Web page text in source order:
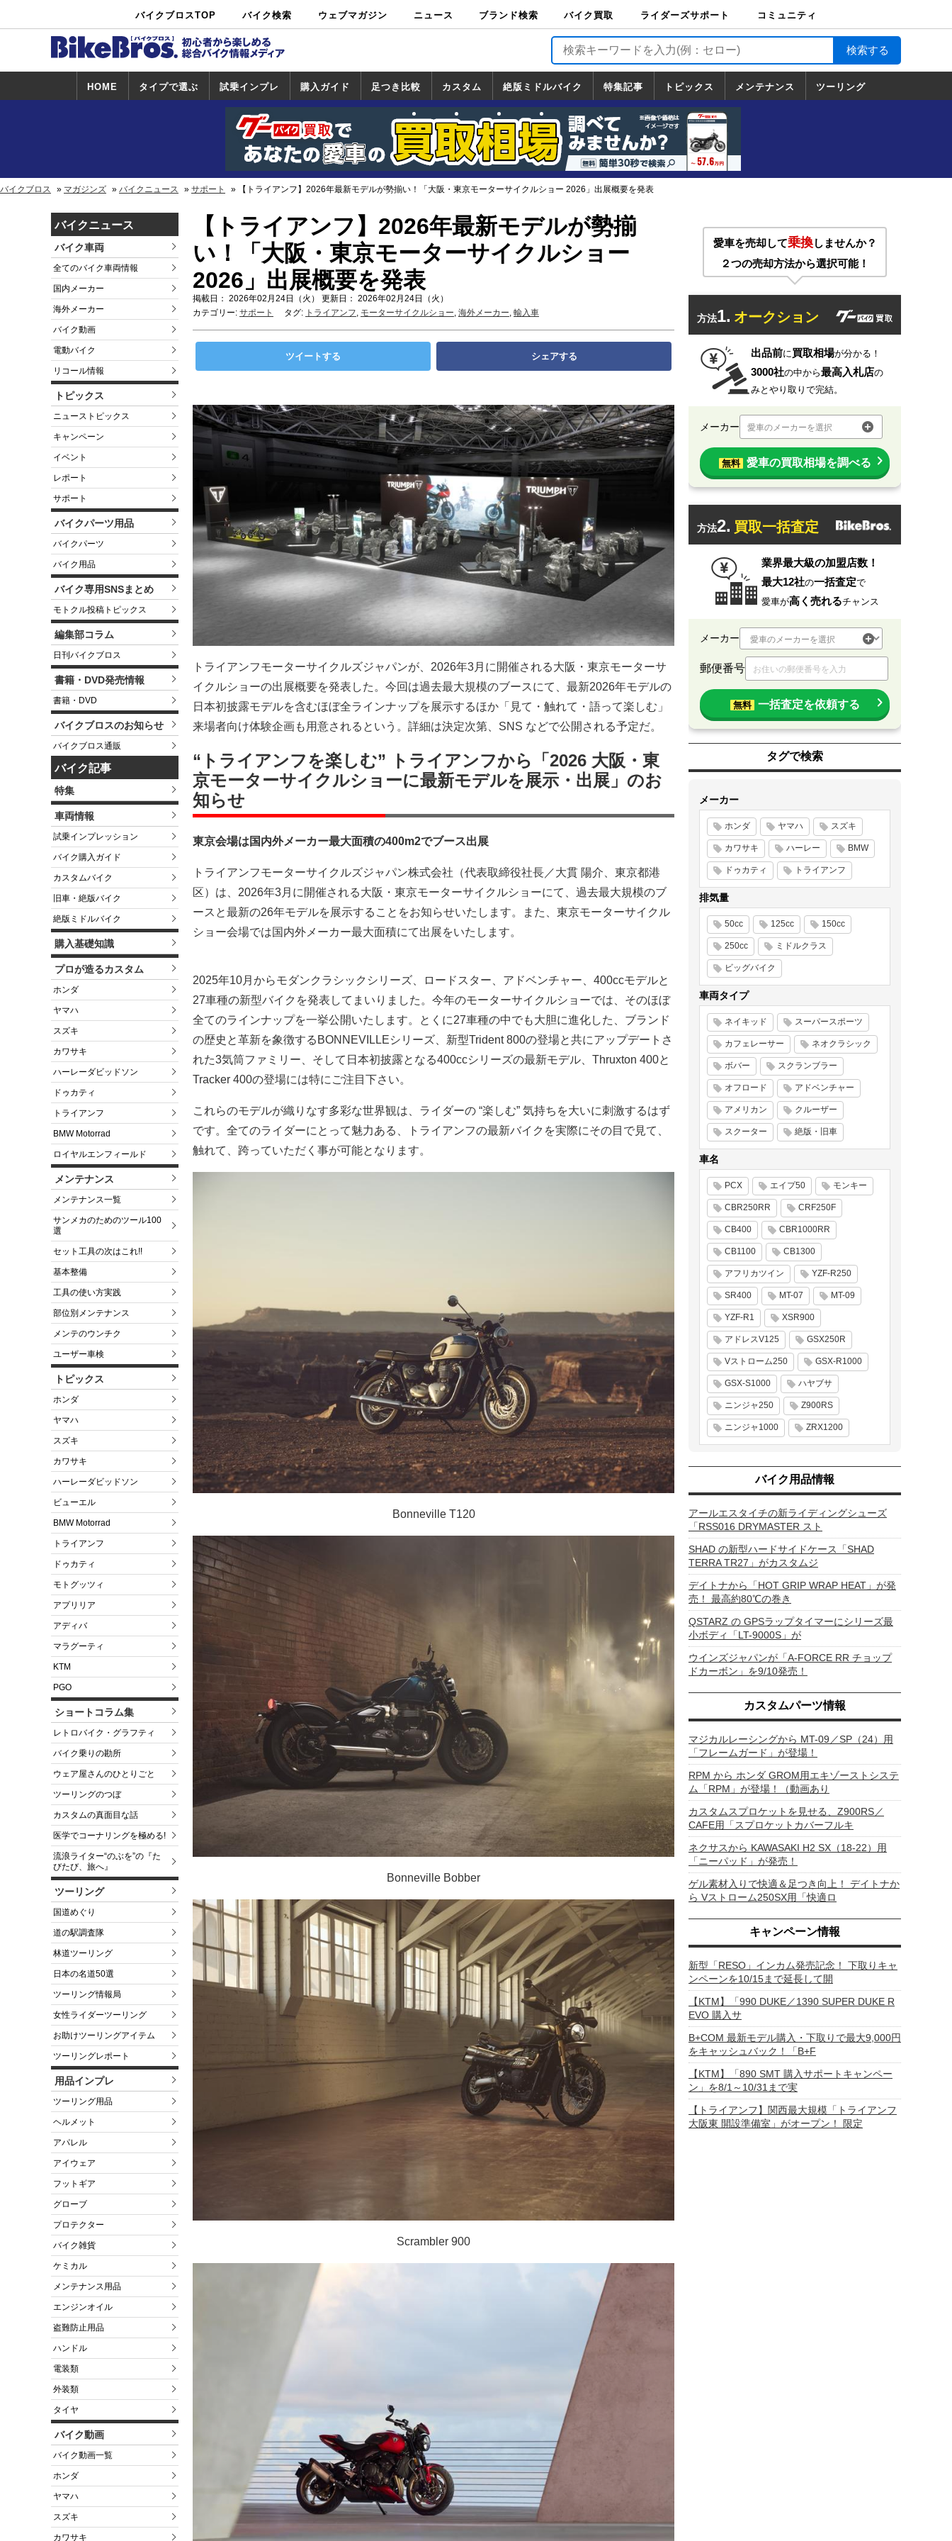
バイクブロスTOP バイク検索
中古バイ
ク・新車検
カタログ検
索
ショップ検
索
ウェブマガジン ニュース ブランド検索 バイク買取
バイク買取
ライダーズサポート
ライダーズサポート
TOP
バイク輸送
バイクガレージライ
フ
バイク車両保険
ロードサービス
バイク試乗
コミュニティ
HOME タイプで選ぶ 試乗インプレ
試乗インプレ
一覧
ホンダ
ヤマハ
スズキ
カワサキ
ハーレー
BMW
トライアンフ
ドゥカティ
購入ガイド
一覧
足つき比較 カスタム
カスタム
一覧
ホンダ
ヤマハ
スズキ
カワサキ
絶版ミドルバイク
絶版ミドルバイク
一覧
ホンダ
ヤマハ
スズキ
カワサキ
特集記事 トピックス
トピックス
一覧
ホンダ
ヤマハ
スズキ
カワサキ
ハーレーダ
ビッドソン
BMW
ドゥカティ
トライアン
フ
メンテナンス ツーリング
道の駅調査隊
ツーリング情報局
日本の道50選
国道めぐり
林道ツーリング
バイクブロス マガジンズ バイクニュース サポート 【トライアンフ】2026年最新モデルが勢揃い！「大阪・東京モーターサイクルショー 2026」出展概要を発表
バイクニュース
バイク車両
全てのバイク車両情報
国内メーカー
海外メーカー
バイク動画
電動バイク
リコール情報
トピックス
ニューストピックス
キャンペーン
イベント
レポート
サポート
バイクパーツ用品
バイクパーツ
バイク用品
バイク専用SNSまとめ
モトクル投稿トピックス
編集部コラム
日刊バイクブロス
書籍・DVD発売情報
書籍・DVD
バイクブロスのお知らせ
バイクブロス通販
バイク記事
特集
車両情報
試乗インプレッション
バイク購入ガイド
カスタムバイク
旧車・絶版バイク
絶版ミドルバイク
購入基礎知識
プロが造るカスタム
ホンダ
ヤマハ
スズキ
カワサキ
ハーレーダビッドソン
ドゥカティ
トライアンフ
BMW Motorrad
ロイヤルエンフィールド
メンテナンス
メンテナンス一覧
サンメカのためのツール100
選
セット工具の次はこれ!!
基本整備
工具の使い方実践
部位別メンテナンス
メンテのウンチク
ユーザー車検
トピックス
ホンダ
ヤマハ
スズキ
カワサキ
ハーレーダビッドソン
ビューエル
BMW Motorrad
トライアンフ
ドゥカティ
モトグッツィ
アプリリア
アディバ
マラグーティ
KTM
PGO
ショートコラム集
レトロバイク・グラフティ
バイク乗りの勘所
ウェア屋さんのひとりごと
ツーリングのつぼ
カスタムの真面目な話
医学でコーナリングを極める!
流浪ライター“のぶを”の『た
びたび、旅へ』
ツーリング
国道めぐり
道の駅調査隊
林道ツーリング
日本の名道50選
ツーリング情報局
女性ライダーツーリング
お助けツーリングアイテム
ツーリングレポート
用品インプレ
ツーリング用品
ヘルメット
アパレル
アイウェア
フットギア
グローブ
プロテクター
バイク雑貨
ケミカル
メンテナンス用品
エンジンオイル
盗難防止用品
ハンドル
電装類
外装類
タイヤ
バイク動画
バイク動画一覧
ホンダ
ヤマハ
スズキ
カワサキ
【トライアンフ】2026年最新モデルが勢揃
い！「大阪・東京モーターサイクルショー
2026」出展概要を発表
掲載日： 2026年02月24日（火） 更新日： 2026年02月24日（火）
カテゴリー: サポート タグ: トライアンフ, モーターサイクルショー, 海外メーカー, 輸入車
ツイートする シェアする
トライアンフモーターサイクルズジャパンが、2026年3月に開催される大阪・東京モーターサ
イクルショーの出展概要を発表した。今回は過去最大規模のブースにて、最新2026年モデルの
日本初披露モデルを含むほぼ全ラインナップを展示するほか「見て・触れて・語って楽しむ」
来場者向け体験企画も用意されるという。詳細は決定次第、SNS などで公開される予定だ。
“トライアンフを楽しむ” トライアンフから「2026 大阪・東
京モーターサイクルショーに最新モデルを展示・出展」のお
知らせ
東京会場は国内外メーカー最大面積の400m2でブース出展
トライアンフモーターサイクルズジャパン株式会社（代表取締役社長／大貫 陽介、東京都港
区）は、2026年3月に開催される大阪・東京モーターサイクルショーにて、過去最大規模のブ
ースと最新の26年モデルを展示することをお知らせいたします。また、東京モーターサイクル
ショー会場では国内外メーカー最大面積にて出展をいたします。
2025年10月からモダンクラシックシリーズ、ロードスター、アドベンチャー、400ccモデルと
27車種の新型バイクを発表してまいりました。今年のモーターサイクルショーでは、そのほぼ
全てのラインナップを一挙公開いたします。とくに27車種の中でも大胆に進化した、ブランド
の歴史と革新を象徴するBONNEVILLEシリーズ、新型Trident 800の登場と共にアップデートさ
れた3気筒ファミリー、そして日本初披露となる400ccシリーズの最新モデル、Thruxton 400と
Tracker 400の登場には特にご注目下さい。
これらのモデルが織りなす多彩な世界観は、ライダーの “楽しむ” 気持ちを大いに刺激するはず
です。全てのライダーにとって魅力ある、トライアンフの最新バイクを実際にその目で見て、
触れて、跨っていただく事が可能となります。
Bonneville T120
Bonneville Bobber
Scrambler 900
愛車を売却して乗換しませんか？
２つの売却方法から選択可能！
方法1. オークション
出品前に買取相場が分かる！
3000社の中から最高入札店の
みとやり取りで完結。
メーカー 愛車のメーカーを選択
無料 愛車の買取相場を調べる
方法2. 買取一括査定
業界最大級の加盟店数！
最大12社の一括査定で
愛車が高く売れるチャンス
メーカー
郵便番号
無料 一括査定を依頼する
タグで検索
メーカー
ホンダ ヤマハ スズキ
カワサキ ハーレー BMW
ドゥカティ トライアンフ
排気量
50cc 125cc 150cc
250cc ミドルクラス
ビッグバイク
車両タイプ
ネイキッド スーパースポーツ
カフェレーサー ネオクラシック
ボバー スクランブラー
オフロード アドベンチャー
アメリカン クルーザー
スクーター 絶版・旧車
車名
PCX エイプ50 モンキー
CBR250RR CRF250F
CB400 CBR1000RR
CB1100 CB1300
アフリカツイン YZF-R250
SR400 MT-07 MT-09
YZF-R1 XSR900
アドレスV125 GSX250R
Vストローム250 GSX-R1000
GSX-S1000 ハヤブサ
ニンジャ250 Z900RS
ニンジャ1000 ZRX1200
バイク用品情報
アールエスタイチの新ライディングシューズ
「RSS016 DRYMASTER スト
SHAD の新型ハードサイドケース「SHAD
TERRA TR27」がカスタムジ
デイトナから「HOT GRIP WRAP HEAT」が発
売！ 最高約80℃の巻き
QSTARZ の GPSラップタイマーにシリーズ最
小ボディ「LT-9000S」が
ウインズジャパンが「A-FORCE RR チョップ
ドカーボン」を9/10発売！
カスタムパーツ情報
マジカルレーシングから MT-09／SP（24）用
「フレームガード」が登場！
RPM から ホンダ GROM用エキゾーストシステ
ム「RPM」が登場！（動画あり
カスタムスプロケットを見せる、Z900RS／
CAFE用「スプロケットカバーフルキ
ネクサスから KAWASAKI H2 SX（18-22）用
「ニーパッド」が発売！
ゲル素材入りで快適＆足つき向上！ デイトナか
ら Vストローム250SX用「快適ロ
キャンペーン情報
新型「RESO」インカム発売記念！ 下取りキャ
ンペーンを10/15まで延長して開
【KTM】「990 DUKE／1390 SUPER DUKE R
EVO 購入サ
B+COM 最新モデル購入・下取りで最大9,000円
をキャッシュバック！「B+F
【KTM】「890 SMT 購入サポートキャンペー
ン」を8/1～10/31まで実
【トライアンフ】関西最大規模「トライアンフ
大阪東 開設準備室」がオープン！ 限定